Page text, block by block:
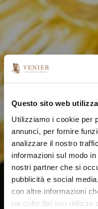
Questo sito web
Utilizziamo i cookie per
annunci, per fornire
analizzare il nostro
informazioni sul modo
nostri partner che si
pubblicità e social
con altre informazioni
raccolto dal suo utilizzo